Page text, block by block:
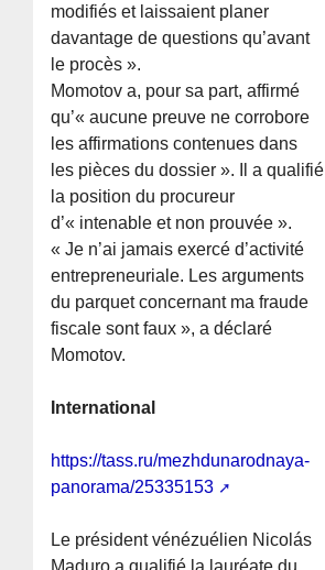
modifiés et laissaient planer
davantage de questions qu’avant
le procès ».
Momotov a, pour sa part, affirmé
qu’« aucune preuve ne corrobore
les affirmations contenues dans
les pièces du dossier ». Il a qualifié
la position du procureur
d’« intenable et non prouvée ».
« Je n’ai jamais exercé d’activité
entrepreneuriale. Les arguments
du parquet concernant ma fraude
fiscale sont faux », a déclaré
Momotov.
International
https://tass.ru/mezhdunarodnaya-
panorama/25335153
Le président vénézuélien Nicolás